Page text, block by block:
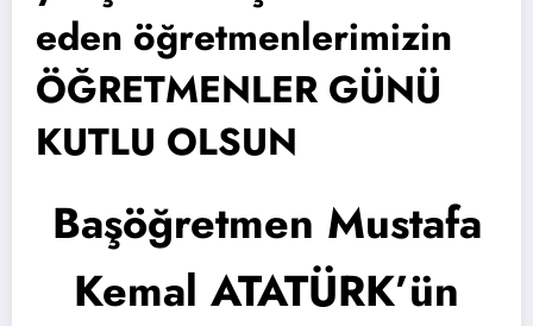
eden öğretmenlerimizin
ÖĞRETMENLER GÜNÜ
KUTLU OLSUN
Başöğretmen Mustafa
Kemal ATATÜRK’ün